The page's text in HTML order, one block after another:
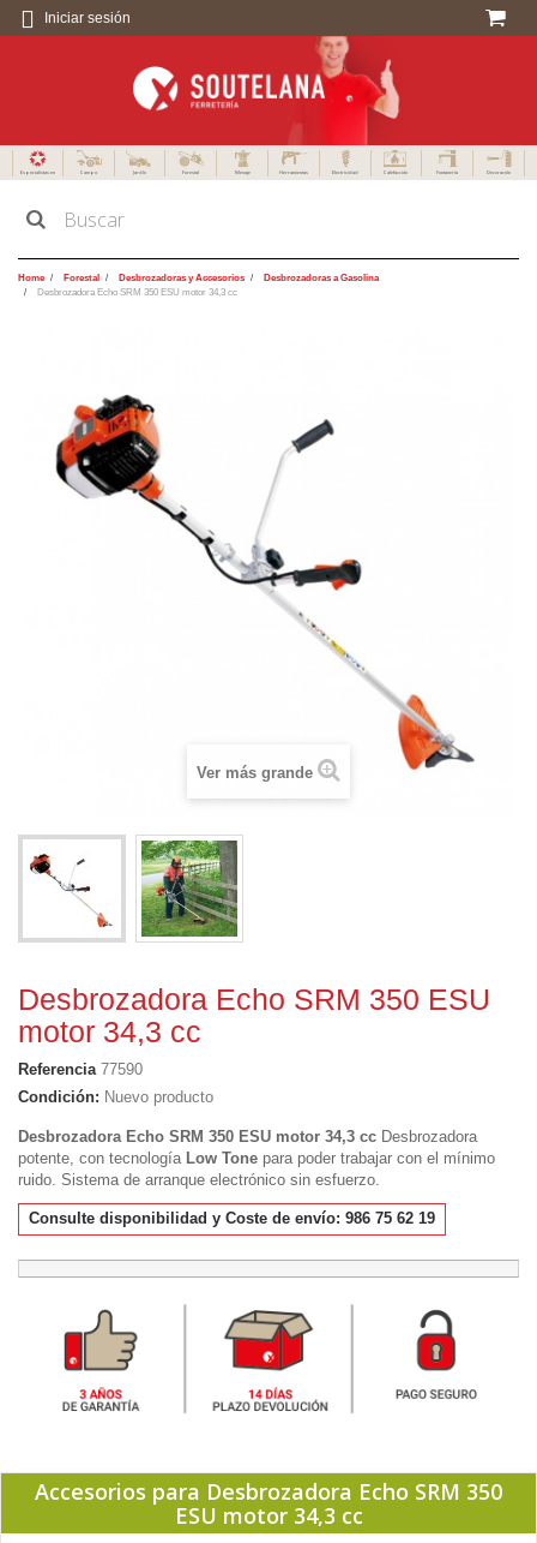
Iniciar sesión
Especialistas en Campo Jardín Forestal Menaje Herramientas Electricidad Calefacción Fontanería Decoración
Home Forestal Desbrozadoras y Accesorios
Desbrozadoras a Gasolina
Desbrozadora Echo SRM 350 ESU motor 34,3 cc
Ver más grande
Desbrozadora Echo SRM 350 ESU
motor 34,3 cc
Referencia 77590
Condición: Nuevo producto
Desbrozadora Echo SRM 350 ESU motor 34,3 cc Desbrozadora
potente, con tecnología Low Tone para poder trabajar con el mínimo
ruido. Sistema de arranque electrónico sin esfuerzo.
Consulte disponibilidad y Coste de envío: 986 75 62 19
Accesorios para Desbrozadora Echo SRM 350
ESU motor 34,3 cc